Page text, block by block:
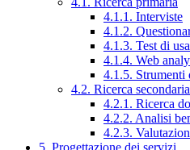
4.1.1. Interviste
4.1.2.
4.1.3. Test di
4.1.4. Web
4.1.5. Strumenti
4.2. Ricerca secondaria
4.2.1. Ricerca
4.2.2. Analisi
4.2.3.
5. Progettazione dei servizi